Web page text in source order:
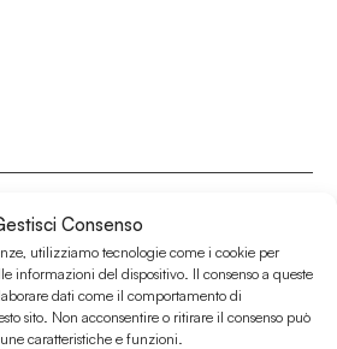
Consenso
utilizziamo tecnologie come i cookie per
informazioni del dispositivo. Il consenso a queste
dati come il comportamento di
sito. Non acconsentire o ritirare il consenso può
caratteristiche e funzioni.
Humus
40137